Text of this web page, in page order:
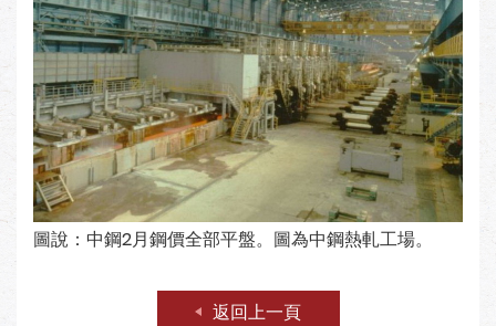
圖說：中鋼2月鋼價全部平盤。圖為中鋼熱軋工場。
返回上一頁